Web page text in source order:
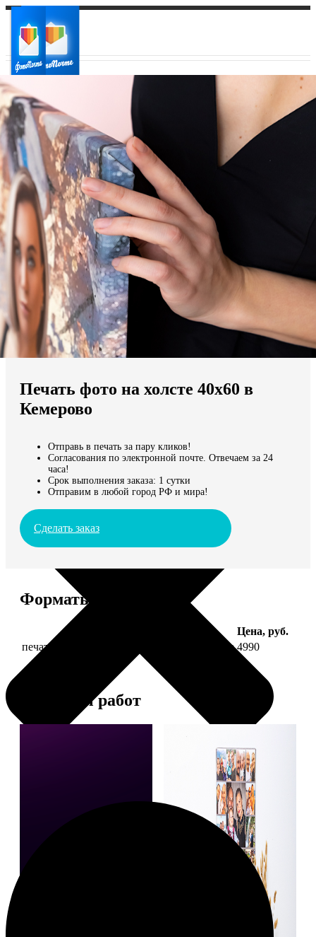
Ваш город:
Ваш регион доставки
Выберите из списка:
Мы доставляем по всему миру
Продолжить без города
Печать фото на холсте 40х60 в
Кемерово
Отправь в печать за пару кликов!
Согласования по электронной почте. Отвечаем за 24
часа!
Срок выполнения заказа: 1 сутки
Отправим в любой город РФ и мира!
Сделать заказ
Форматы и цены
Цена, руб.
печать фото на холсте 40х60 на подрамнике 4990
Примеры работ